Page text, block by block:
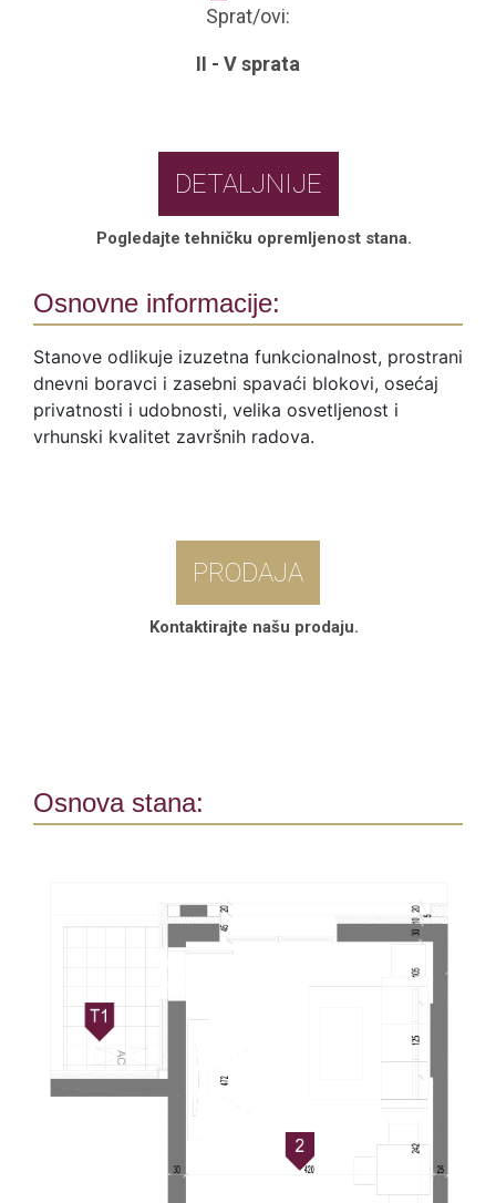
Sprat/ovi:
II - V sprata
DETALJNIJE
Pogledajte tehničku opremljenost stana.
Osnovne informacije:
Stanove odlikuje izuzetna funkcionalnost, prostrani
dnevni boravci i zasebni spavaći blokovi, osećaj
privatnosti i udobnosti, velika osvetljenost i
vrhunski kvalitet završnih radova.
PRODAJA
Kontaktirajte našu prodaju.
Osnova stana: